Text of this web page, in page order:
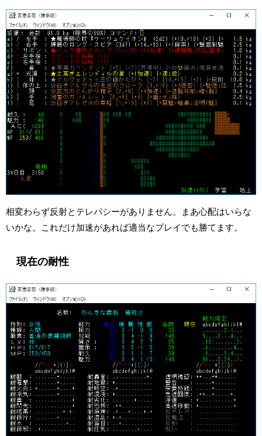
相変わらず反射とテレパシーがありません。まあ心配はいらな
いかな。これだけ加速があれば適当なプレイでも勝てます。
現在の耐性